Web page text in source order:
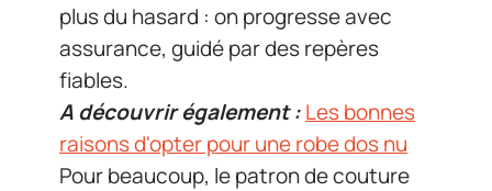
plus du hasard : on progresse avec
assurance, guidé par des repères
fiables.
A découvrir également :Les bonnes
raisons d'opter pour une robe dos nu
Pour beaucoup, le patron de couture